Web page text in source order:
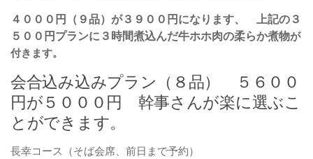
４０００円（９品）が３９００円になります、 上記の３
５００円プランに３時間煮込んだ牛ホホ肉の柔らか煮物が
付きます。
会合込み込みプラン（８品） ５６００
円が５０００円 幹事さんが楽に選ぶこ
とができます。
長幸コース（そば会席、前日まで予約）